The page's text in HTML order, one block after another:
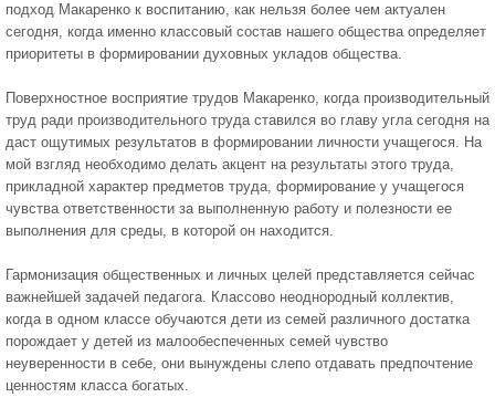
подход Макаренко к воспитанию, как нельзя более чем актуален
сегодня, когда именно классовый состав нашего общества определяет
приоритеты в формировании духовных укладов общества.
Поверхностное восприятие трудов Макаренко, когда производительный
труд ради производительного труда ставился во главу угла сегодня на
даст ощутимых результатов в формировании личности учащегося. На
мой взгляд необходимо делать акцент на результаты этого труда,
прикладной характер предметов труда, формирование у учащегося
чувства ответственности за выполненную работу и полезности ее
выполнения для среды, в которой он находится.
Гармонизация общественных и личных целей представляется сейчас
важнейшей задачей педагога. Классово неоднородный коллектив,
когда в одном классе обучаются дети из семей различного достатка
порождает у детей из малообеспеченных семей чувство
неуверенности в себе, они вынуждены слепо отдавать предпочтение
ценностям класса богатых.